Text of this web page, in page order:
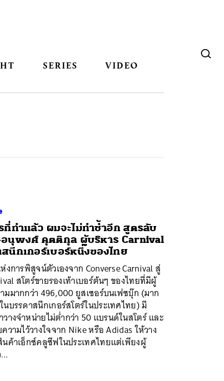
SERIES VIDEO
ที่ทำแล้ว ผมจะไม่ทำซ้ำอีก สูตรลับ
นุพงศ์ คุตติกุล ผู้บริหาร Carnival
นีกเกอร์เบอร์หนึ่งของไทย
งการพิสูจน์ตัวเองจาก Converse Carnival สู่
สโตร์ขายรองเท้าเบอร์ต้นๆ ของไทยที่มีผู้
มมากกว่า 496,000 ยูสเซอร์บนเฟซบุ๊ก (มาก
บรรดาสนีกเกอร์สโตร์ในประเทศไทย) มี
างจำหน่ายไม่ต่ำกว่า 50 แบรนด์ในสโตร์ และ
วามไว้วางใจจาก Nike หรือ Adidas ให้วาง
ค้าเอ็กซ์คลูซีฟในประเทศไทยแต่เพียงผู้